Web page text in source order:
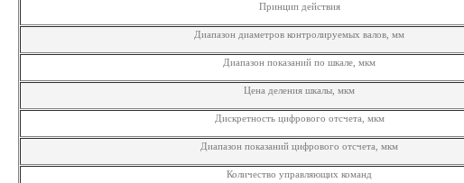
Принцип действия
Диапазон диаметров контролируемых валов, мм
Диапазон показаний по шкале, мкм
Цена деления шкалы, мкм
Дискретность цифрового отсчета, мкм
Диапазон показаний цифрового отсчета, мкм
Количество управляющих команд